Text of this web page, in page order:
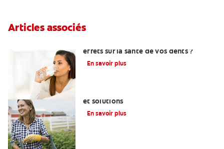
Articles associés
effets sur la santé de vos dents ?
En savoir plus
et solutions
En savoir plus